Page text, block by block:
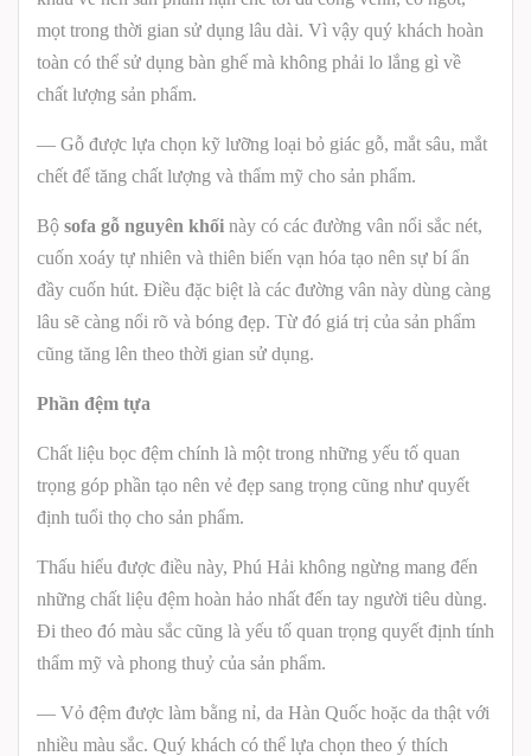
mọt trong thời gian sử dụng lâu dài. Vì vậy quý khách hoàn
toàn có thể sử dụng bàn ghế mà không phải lo lắng gì về
chất lượng sản phẩm.
— Gỗ được lựa chọn kỹ lưỡng loại bỏ giác gỗ, mắt sâu, mắt
chết để tăng chất lượng và thẩm mỹ cho sản phẩm.
Bộ sofa gỗ nguyên khối này có các đường vân nổi sắc nét,
cuốn xoáy tự nhiên và thiên biến vạn hóa tạo nên sự bí ẩn
đầy cuốn hút. Điều đặc biệt là các đường vân này dùng càng
lâu sẽ càng nổi rõ và bóng đẹp. Từ đó giá trị của sản phẩm
cũng tăng lên theo thời gian sử dụng.
Phần đệm tựa
Chất liệu bọc đệm chính là một trong những yếu tố quan
trọng góp phần tạo nên vẻ đẹp sang trọng cũng như quyết
định tuổi thọ cho sản phẩm.
Thấu hiểu được điều này, Phú Hải không ngừng mang đến
những chất liệu đệm hoàn hảo nhất đến tay người tiêu dùng.
Đi theo đó màu sắc cũng là yếu tố quan trọng quyết định tính
thẩm mỹ và phong thuỷ của sản phẩm.
— Vỏ đệm được làm bằng nỉ, da Hàn Quốc hoặc da thật với
nhiều màu sắc. Quý khách có thể lựa chọn theo ý thích